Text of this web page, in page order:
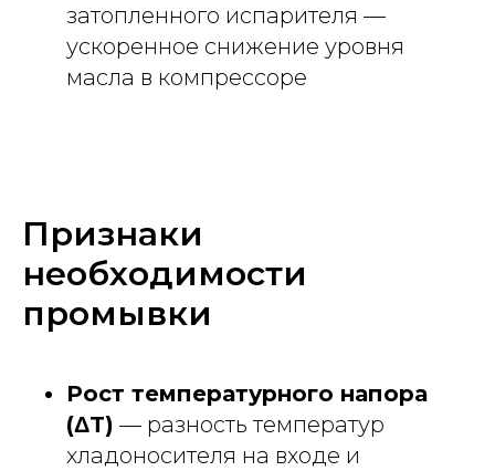
затопленного испарителя —
ускоренное снижение уровня
масла в компрессоре
Признаки
необходимости
промывки
Рост температурного напора
(ΔT) — разность температур
хладоносителя на входе и